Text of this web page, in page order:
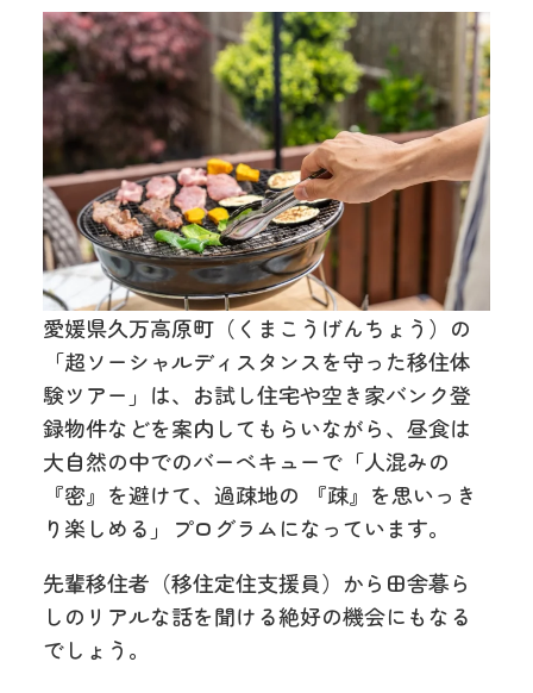
愛媛県久万高原町（くまこうげんちょう）の
「超ソーシャルディスタンスを守った移住体
験ツアー」は、お試し住宅や空き家バンク登
録物件などを案内してもらいながら、昼食は
大自然の中でのバーベキューで「人混みの
『密』を避けて、過疎地の 『疎』を思いっき
り楽しめる」プログラムになっています。
先輩移住者（移住定住支援員）から田舎暮ら
しのリアルな話を聞ける絶好の機会にもなる
でしょう。